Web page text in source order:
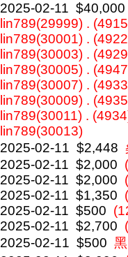
2025-02-11 $40,000
lin789(29999) .
lin789(30001) .
lin789(30003) .
lin789(30005) .
lin789(30007) .
lin789(30009) .
lin789(30011) .
lin789(30013)
2025-02-11 $2,448
2025-02-11 $2,000
2025-02-11 $2,000
2025-02-11 $1,350
2025-02-11 $500
2025-02-11 $2,700
2025-02-11 $500